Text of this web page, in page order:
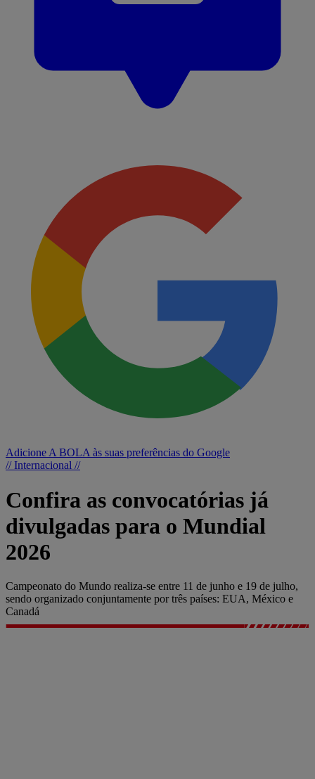
Adicione A BOLA às suas preferências do Google
// Internacional //
Confira as convocatórias já
divulgadas para o Mundial
2026
Campeonato do Mundo realiza-se entre 11 de junho e 19 de julho,
sendo organizado conjuntamente por três países: EUA, México e
Canadá